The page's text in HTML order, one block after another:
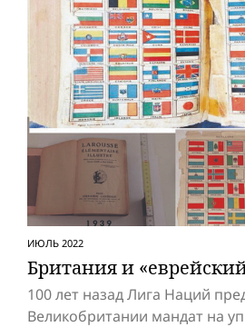
ИЮЛЬ 2022
Британия и
100 лет назад Лига Наций
Великобритании мандат на